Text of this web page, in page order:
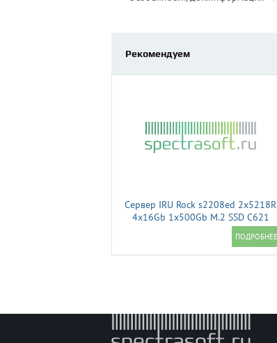
Рекомендуем
Сервер IRU Rock s2208ed 2x5218R
4x16Gb 1x500Gb M.2 SSD С621
2xGigEth 1x920W w/o OS